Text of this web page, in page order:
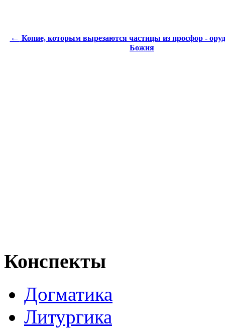
← Копие, которым вырезаются частицы из просфор -
Божия
Конспекты
Догматика
Литургика